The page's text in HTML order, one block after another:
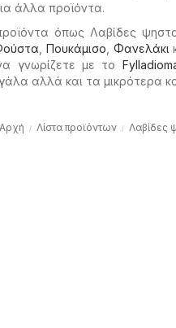
άλλα προϊόντα.
όπως Λαβίδες
Πουκάμισο Φανελάκι
γνωρίζετε με το
αλλά και τα μικρότερα
Αρχή Λίστα προϊόντων Λαβίδες